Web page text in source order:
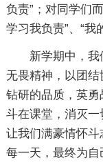
负责”；对同学们
学习我负责”、“我
新学期中，
无畏精神，以团
钻研的品质，英
斗在课堂，消灭一
让我们满豪情怀
每一天，最终为自